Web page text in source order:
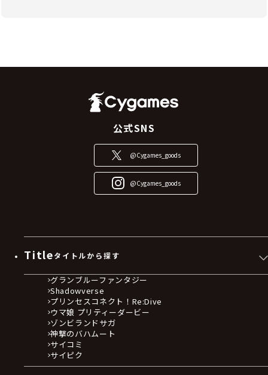
公式SNS
@Cygames_goods
@Cygames_goods
Titleタイトルから探す
グランブルーファンタジー
Shadowverse
プリンセスコネクト！Re:Dive
ウマ娘 プリティーダービー
ゾンビランドサガ
神撃のバハムート
サイコミ
サイピク